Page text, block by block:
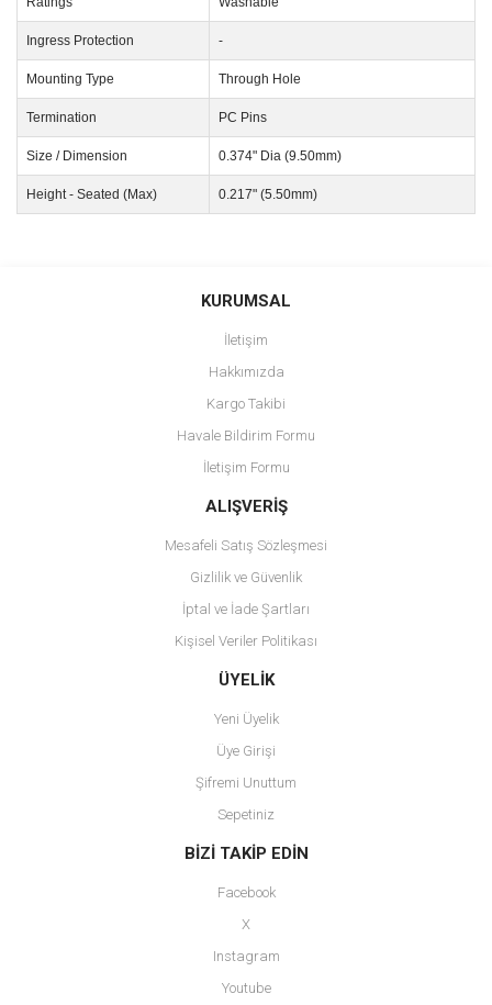
Ingress Protection -
Mounting Type Through Hole
Termination PC Pins
Size / Dimension 0.374" Dia (9.50mm)
Height - Seated (Max) 0.217" (5.50mm)
Bu ürüne ilk yorumu siz yapın!
Ürün resmi kalitesiz, bozuk veya görüntülenemiyor.
Ürün açıklamasında eksik bilgiler bulunuyor.
Ürün bilgilerinde hatalar bulunuyor.
Ürün fiyatı diğer sitelerden daha pahalı.
Bu ürüne benzer farklı alternatifler olmalı.
Gönder
KURUMSAL
İletişim
Hakkımızda
Kargo Takibi
Havale Bildirim Formu
İletişim Formu
ALIŞVERİŞ
Mesafeli Satış Sözleşmesi
Gizlilik ve Güvenlik
İptal ve İade Şartları
Kişisel Veriler Politikası
ÜYELİK
Yeni Üyelik
Üye Girişi
Şifremi Unuttum
Sepetiniz
BİZİ TAKİP EDİN
Facebook
X
Instagram
Youtube